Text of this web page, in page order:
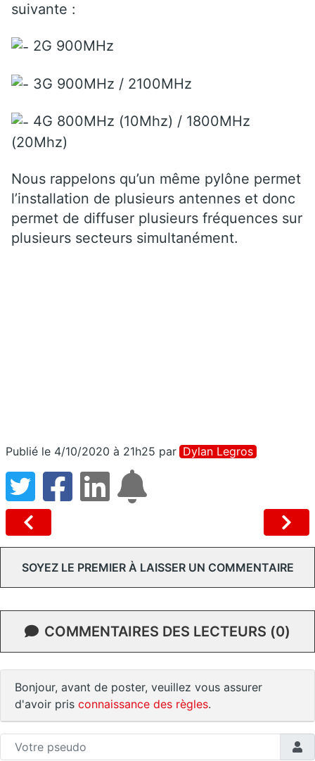
suivante :
2G 900MHz
3G 900MHz / 2100MHz
4G 800MHz (10Mhz) / 1800MHz
(20Mhz)
Nous rappelons qu’un même pylône permet
l’installation de plusieurs antennes et donc
permet de diffuser plusieurs fréquences sur
plusieurs secteurs simultanément.
Publié le 4/10/2020 à 21h25 par Dylan Legros
SOYEZ LE PREMIER À LAISSER UN COMMENTAIRE
COMMENTAIRES DES LECTEURS (0)
Bonjour, avant de poster, veuillez vous assurer
d'avoir pris connaissance des règles.